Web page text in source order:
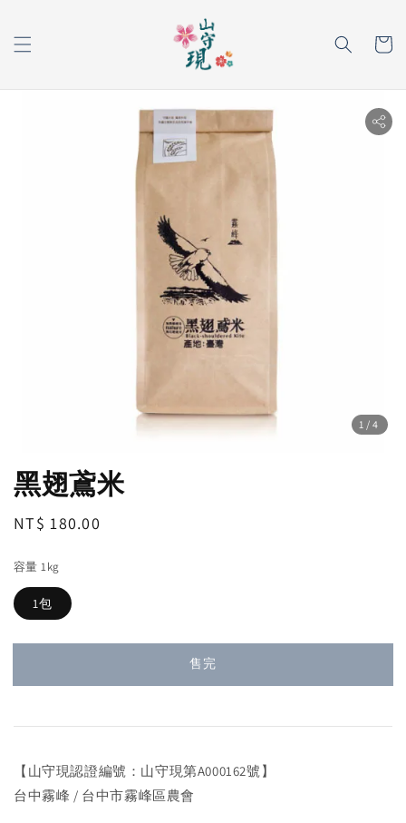
1 /4
黑翅鳶米
Regular
NT$ 180.00
容量 1kg
1包
售完
【山守現認證編號：山守現第A000162號】
台中霧峰 / 台中市霧峰區農會